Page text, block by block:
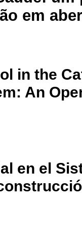
em
in the
An
en el